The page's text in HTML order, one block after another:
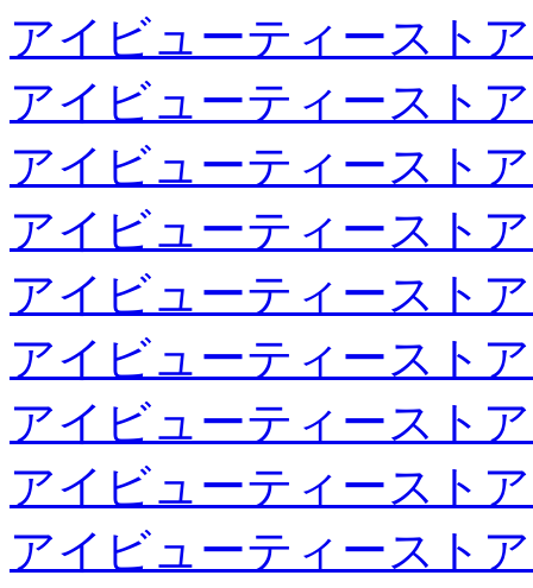
アイビューティースト
アイビューティースト
アイビューティースト
アイビューティースト
アイビューティースト
アイビューティースト
アイビューティースト
アイビューティースト
アイビューティースト